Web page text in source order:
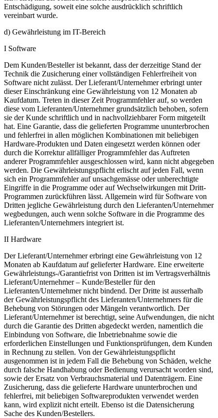
Entschädigung, soweit eine solche ausdrücklich schriftlich
vereinbart wurde.
d) Gewährleistung im IT-Bereich
I Software
Dem Kunden/Besteller ist bekannt, dass der derzeitige Stand der
Technik die Zusicherung einer vollständigen Fehlerfreiheit von
Software nicht zulässt. Der Lieferant/Unternehmer erbringt unter
dieser Einschränkung eine Gewährleistung von 12 Monaten ab
Kaufdatum. Treten in dieser Zeit Programmfehler auf, so werden
diese vom Lieferanten/Unternehmer grundsätzlich behoben, sofern
sie der Kunde schriftlich und in nachvollziehbarer Form mitgeteilt
hat. Eine Garantie, dass die gelieferten Programme ununterbrochen
und fehlerfrei in allen möglichen Kombinationen mit beliebigen
Hardware-Produkten und Daten eingesetzt werden können oder
durch die Korrektur allfälliger Programmfehler das Auftreten
anderer Programmfehler ausgeschlossen wird, kann nicht abgegeben
werden. Die Gewährleistungspflicht erlischt auf jeden Fall, wenn
sich ein Programmfehler auf unsachgemässe oder unberechtigte
Eingriffe in die Programme oder auf Wechselwirkungen mit Dritt-
Programmen zurückführen lässt. Allgemein wird für Software von
Dritten jegliche Gewährleistung durch den Lieferanten/Unternehmer
wegbedungen, auch wenn solche Software in die Programme des
Lieferanten/Unternehmers integriert ist.
II Hardware
Der Lieferant/Unternehmer erbringt eine Gewährleistung von 12
Monaten ab Kaufdatum auf gelieferter Hardware. Eine erweiterte
Gewährleistungs-/Garantiefrist von Dritten ist im Vertragsverhältnis
Lieferant/Unternehmer – Kunde/Besteller für den
Lieferanten/Unternehmer nicht bindend. Der Dritte ist ausserhalb
der Gewährleistungspflicht des Lieferanten/Unternehmers für die
Behebung von Störungen oder Mängeln verantwortlich. Der
Lieferant/Unternehmer ist berechtigt, seine Aufwendungen, die nicht
durch die Garantie des Dritten abgedeckt werden, namentlich die
Einbindung von Software, die Inbetriebnahme sowie die
erforderlichen Einstellungen und Funktionsprüfungen, dem Kunden
in Rechnung zu stellen. Von der Gewährleistungspflicht
ausgenommen ist in jedem Fall die Behebung von Schäden, welche
durch falsche Handhabung oder Bedienung verursacht worden sind,
sowie der Ersatz von Verbrauchsmaterial und Datenträgern. Eine
Zusicherung, dass die gelieferte Hardware ununterbrochen und
fehlerfrei, mit beliebigen Softwareprodukten verwendet werden
kann, wird explizit nicht erteilt. Ebenso ist die Datensicherung
Sache des Kunden/Bestellers.